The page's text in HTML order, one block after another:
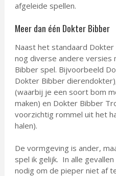
afgeleide spellen.
Meer dan één Dokter Bibber
Naast het standaard
nog diverse andere
Bibber spel. Bijvoorbeeld
Dokter Bibber
(waarbij je een soort bom
maken) en Dokter Bibber
voorzichtig rommel uit het
halen).
De vormgeving is ander,
spel ik gelijk. In alle
nodig om de pieper niet af